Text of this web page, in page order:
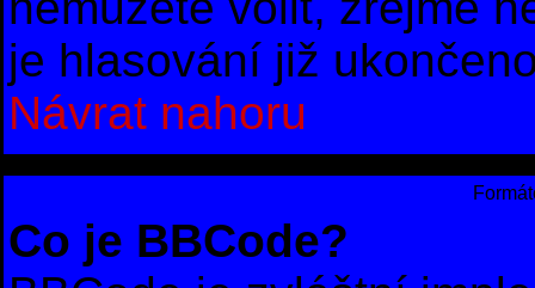
je hlasování již
Návrat nahoru
Co je BBCode?